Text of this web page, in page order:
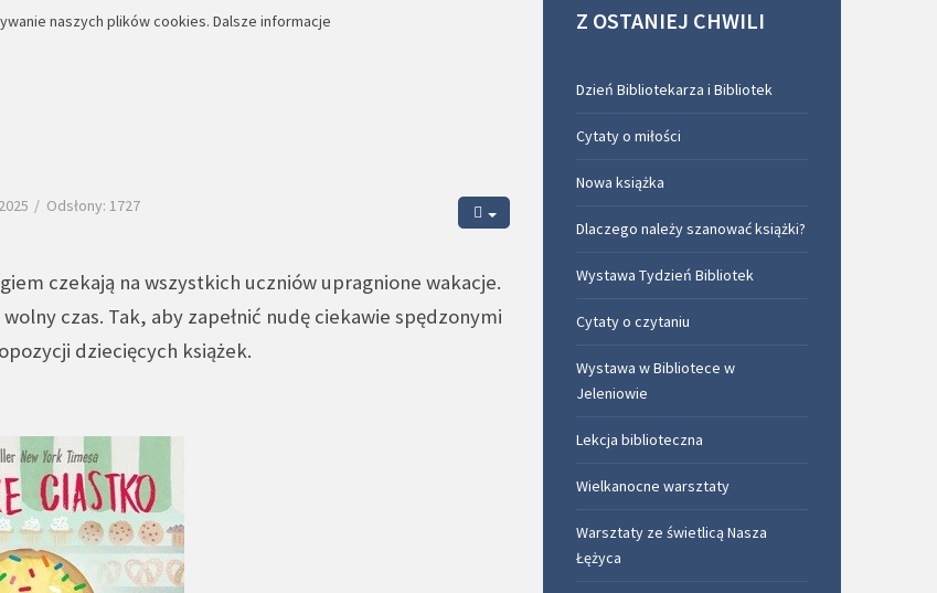
naszych plików cookies. Dalsze informacje
Odsłony: 1727
czekają na wszystkich uczniów upragnione wakacje.
czas. Tak, aby zapełnić nudę ciekawie spędzonymi
dziecięcych książek.
Z OSTANIEJ CHWILI
Dzień Bibliotekarza i Bibliotek
Cytaty o miłości
Nowa książka
Dlaczego należy szanować książki?
Wystawa Tydzień Bibliotek
Cytaty o czytaniu
Wystawa w Bibliotece w
Jeleniowie
Lekcja biblioteczna
Wielkanocne warsztaty
Warsztaty ze świetlicą Nasza
Łężyca